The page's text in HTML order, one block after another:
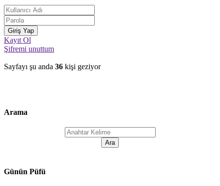
Kayıt Ol
Şifremi unuttum
Sayfayı şu anda 36 kişi geziyor
Arama
Günün Püfü